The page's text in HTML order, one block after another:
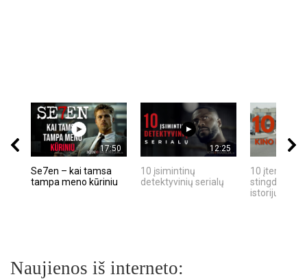
17:50
Se7en – kai tamsa
tampa meno kūriniu
12:25
10 įsimintinų
detektyvinių serialų
10 įtemptų,
stingdančių
istorijų
Naujienos iš interneto: